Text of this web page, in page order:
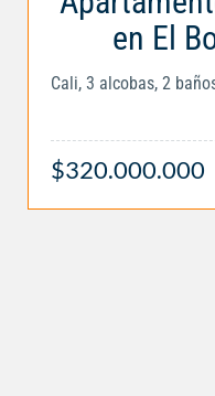
en El
Cali, 3 alcobas, 2
$320.000.000